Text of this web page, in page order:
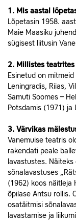
1. Mis aastal
Lõpetasin 1958.
Maie Maasiku
sügisest liitusin
2. Millistes
Esinetud on
Leningradis, Riias,
Samuti Soomes –
Potsdamis (1971) ja
3. Värvikas
Vanemuise teatris
rakendati peale
lavastustes.
sõnalavastuses
(1962) koos näitleja
õpilase Antsu rollis.
osatäitmisi
lavastamise ja